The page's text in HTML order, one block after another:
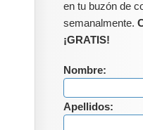
en tu buzón de
semanalmente.
¡GRATIS!
Nombre:
Apellidos: